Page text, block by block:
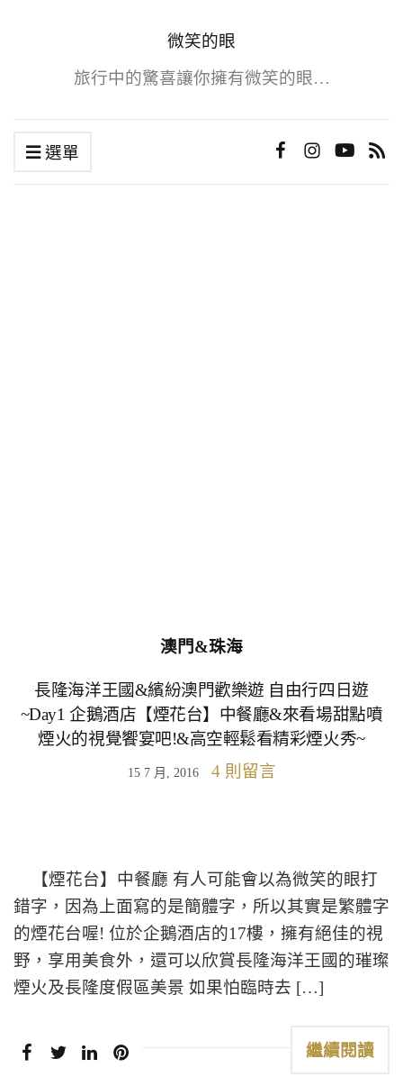
微笑的眼
旅行中的驚喜讓你擁有微笑的眼…
選單
澳門&珠海
長隆海洋王國&繽紛澳門歡樂遊 自由行四日遊
~Day1 企鵝酒店【煙花台】中餐廳&來看場甜點噴
煙火的視覺饗宴吧!&高空輕鬆看精彩煙火秀~
15 7 月, 2016 4 則留言
【煙花台】中餐廳 有人可能會以為微笑的眼打
錯字，因為上面寫的是簡體字，所以其實是繁體字
的煙花台喔! 位於企鵝酒店的17樓，擁有絕佳的視
野，享用美食外，還可以欣賞長隆海洋王國的璀璨
煙火及長隆度假區美景 如果怕臨時去 […]
繼續閱讀